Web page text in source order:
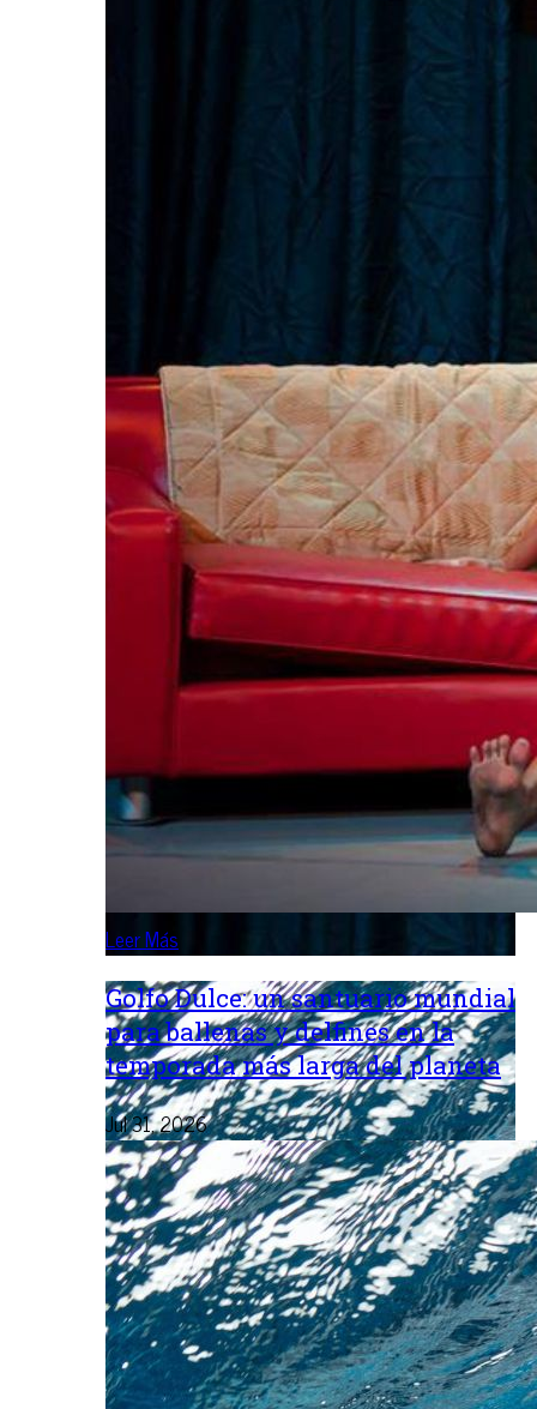
Leer Más
Golfo Dulce: un santuario mundial
para ballenas y delfines en la
temporada más larga del planeta
Jul 31, 2026